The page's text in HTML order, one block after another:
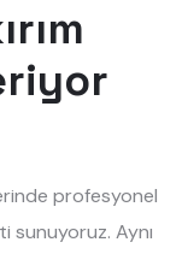
profesyonel
sunuyoruz. Aynı